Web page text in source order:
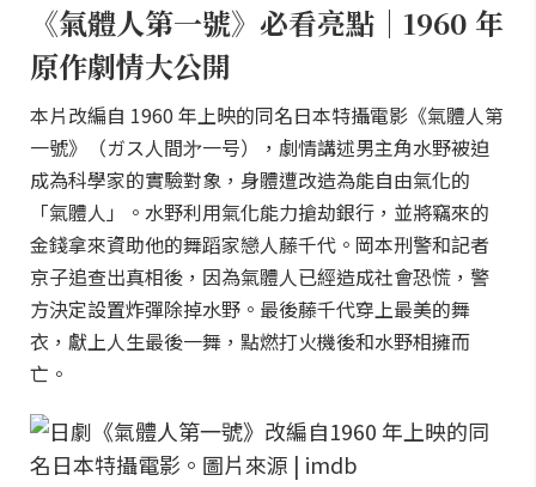
《氣體人第一號》必看亮點｜1960 年
原作劇情大公開
本片改編自 1960 年上映的同名日本特攝電影《氣體人第
一號》（ガス人間㐧一号），劇情講述男主角水野被迫
成為科學家的實驗對象，身體遭改造為能自由氣化的
「氣體人」。水野利用氣化能力搶劫銀行，並將竊來的
金錢拿來資助他的舞蹈家戀人藤千代。岡本刑警和記者
京子追查出真相後，因為氣體人已經造成社會恐慌，警
方決定設置炸彈除掉水野。最後藤千代穿上最美的舞
衣，獻上人生最後一舞，點燃打火機後和水野相擁而
亡。